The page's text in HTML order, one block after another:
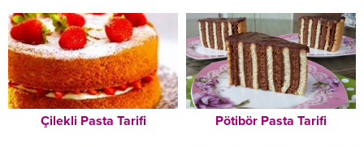
Çilekli Pasta Tarifi Pötibör Pasta Tarifi